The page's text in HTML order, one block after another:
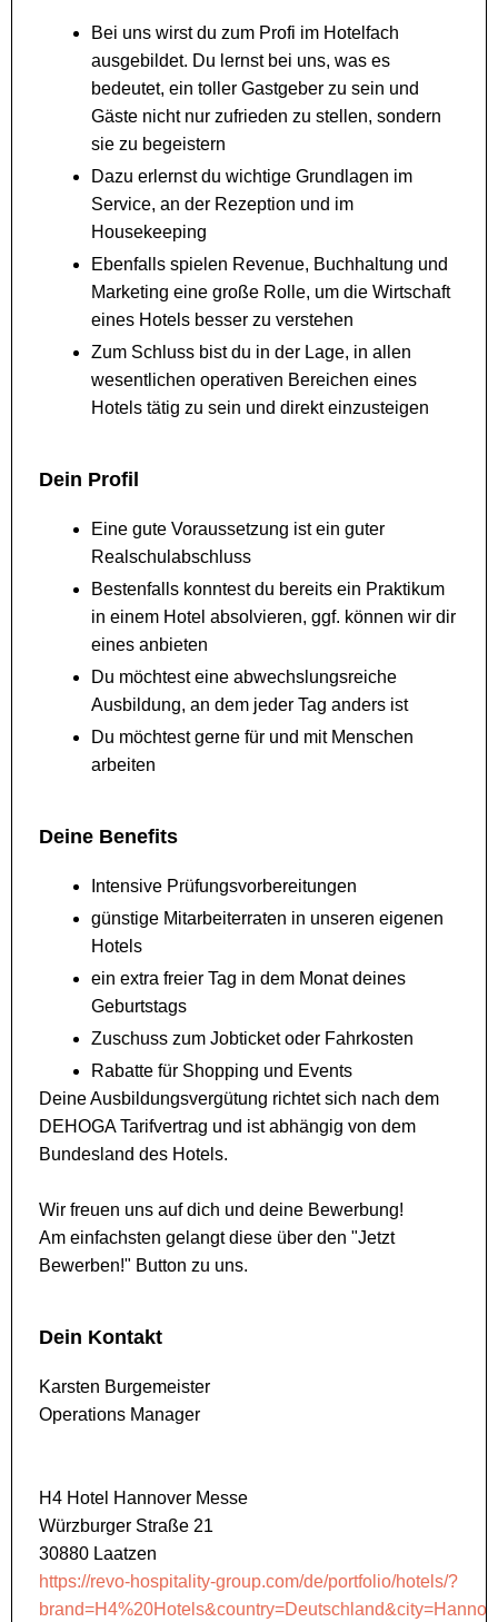
Bei uns wirst du zum Profi im Hotelfach
ausgebildet. Du lernst bei uns, was es
bedeutet, ein toller Gastgeber zu sein und
Gäste nicht nur zufrieden zu stellen, sondern
sie zu begeistern
Dazu erlernst du wichtige Grundlagen im
Service, an der Rezeption und im
Housekeeping
Ebenfalls spielen Revenue, Buchhaltung und
Marketing eine große Rolle, um die Wirtschaft
eines Hotels besser zu verstehen
Zum Schluss bist du in der Lage, in allen
wesentlichen operativen Bereichen eines
Hotels tätig zu sein und direkt einzusteigen
Dein Profil
Eine gute Voraussetzung ist ein guter
Realschulabschluss
Bestenfalls konntest du bereits ein Praktikum
in einem Hotel absolvieren, ggf. können wir dir
eines anbieten
Du möchtest eine abwechslungsreiche
Ausbildung, an dem jeder Tag anders ist
Du möchtest gerne für und mit Menschen
arbeiten
Deine Benefits
Intensive Prüfungsvorbereitungen
günstige Mitarbeiterraten in unseren eigenen
Hotels
ein extra freier Tag in dem Monat deines
Geburtstags
Zuschuss zum Jobticket oder Fahrkosten
Rabatte für Shopping und Events
Deine Ausbildungsvergütung richtet sich nach dem
DEHOGA Tarifvertrag und ist abhängig von dem
Bundesland des Hotels.
Wir freuen uns auf dich und deine Bewerbung!
Am einfachsten gelangt diese über den "Jetzt
Bewerben!" Button zu uns.
Dein Kontakt
Karsten Burgemeister
Operations Manager
H4 Hotel Hannover Messe
Würzburger Straße 21
30880 Laatzen
https://revo-hospitality-group.com/de/portfolio/hotels/?